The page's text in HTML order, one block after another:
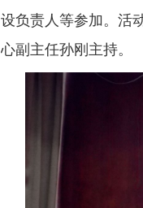
设负责人等参加。活
心副主任孙刚主持。